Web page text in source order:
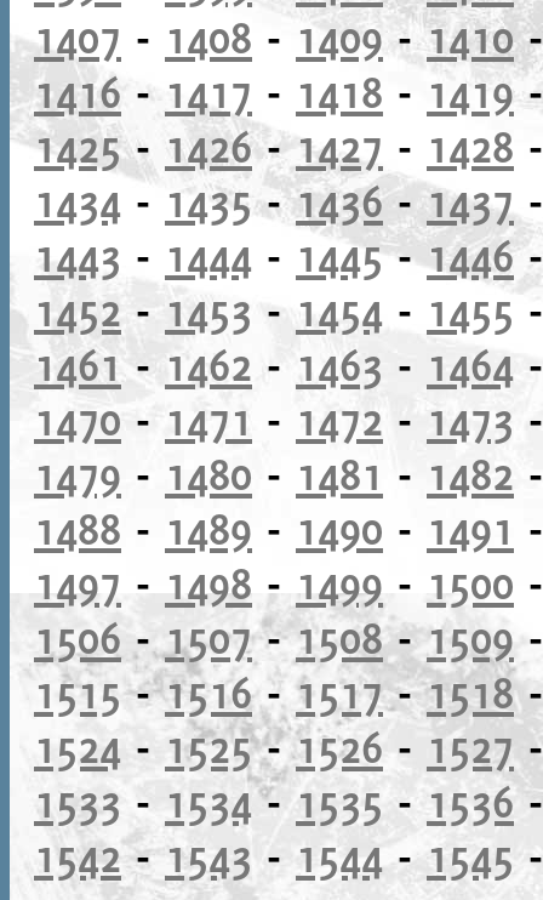
1407 - 1408 - 1409-1410
1416- 1417 - 1418 - 1419
1425- 1426-1427 - 1428
1434 - 1435-1436- 1437
1443 - 1444 - 1445-1446
1452 -1453 - 1454 - 1455
1461- 1462 - 1463 - 1464
1470 - 1471 - 1472 - 1473
1479 - 1480 - 1481 - 1482
1488 - 1489 - 1490 - 1491
1497 - 1498 - 1499 - 1500
1506 -1507-1508-1509
1515-1516- 1517-1518
1524 - 1525-1526 - 1527
1533 - 1534-1535-1536
1542-1543 - 1544-1545